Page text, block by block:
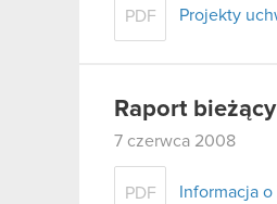
PDF Projekty
Raport
7 czerwca 2008
PDF Informacja